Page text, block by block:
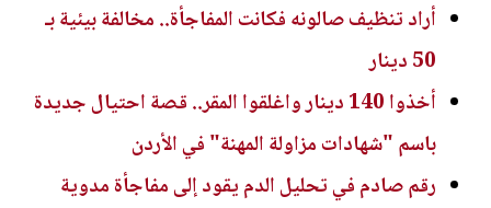
أراد تنظيف صالونه فكانت المفاجأة.. مخالفة بيئية بـ
50 دينار
أخذوا 140 دينار واغلقوا المقر.. قصة احتيال جديدة
باسم "شهادات مزاولة المهنة" في الأردن
رقم صادم في تحليل الدم يقود إلى مفاجأة مدوية